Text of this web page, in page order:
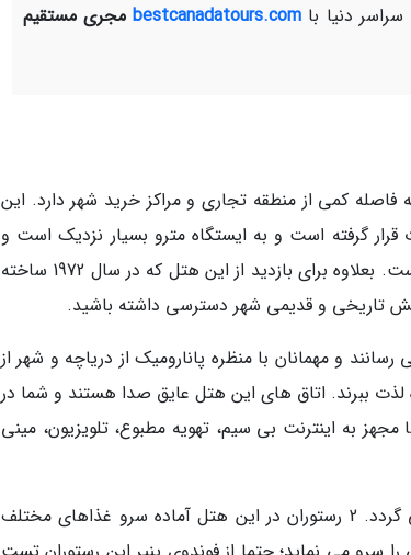
دنیا با bestcanadatours.com مجری مستقیم
کمی از منطقه تجاری و مراکز خرید شهر دارد. این
گرفته است و به ایستگاه مترو بسیار نزدیک است و
بخاطر همین موضوع دسترسی را برای مهمانان خود راحت نموده است. بعلاوه برای بازدید از این هتل که در سال 1972 ساخته
تاریخی و قدیمی شهر دسترسی داشته باشید.
و مهمانان با منظره پانارومیک از دریاچه و شهر از
لذت ببرند. اتاق های این هتل عایق صدا هستند و شما در
به اینترنت بی سیم، تهویه مطبوع، تلویزیون، مینی
صبحانه فوق العاده ای هر روزه برای مهمانان تا ساعت 11 سرو می گردد. 2 رستوران در این هتل آماده سرو غذاهای مختلف